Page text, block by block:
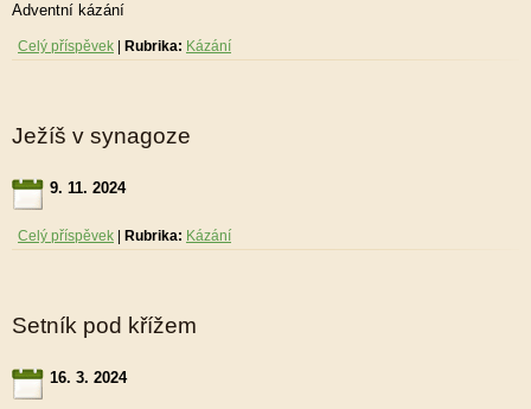
Adventní kázání
Celý příspěvek Rubrika: Kázání
Ježíš v synagoze
9. 11. 2024
Celý příspěvek Rubrika: Kázání
Setník pod křížem
16. 3. 2024